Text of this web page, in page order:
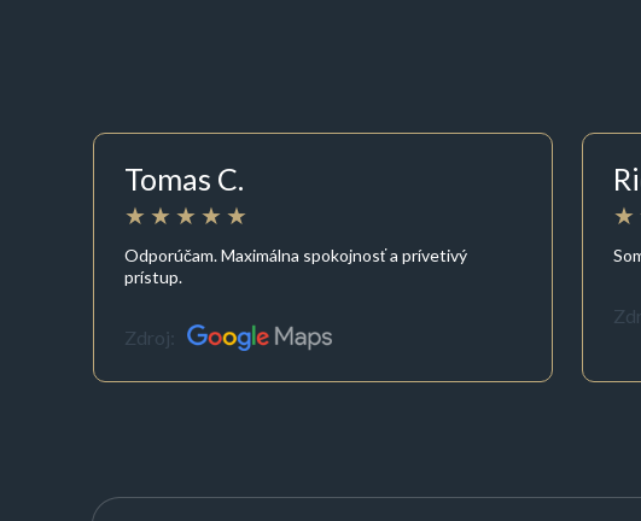
Tomas C.
Odporúčam. Maximálna spokojnosť a prívetivý
prístup.
Zdroj: